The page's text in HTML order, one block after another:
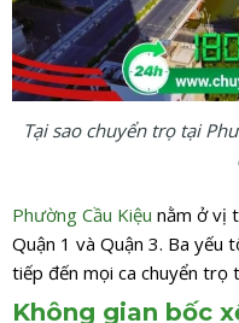
Tại sao chuyển trọ tại
Phường Cầu Kiệu nằm ở vị
Quận 1 và Quận 3. Ba
tiếp đến mọi ca chuyển trọ
Không gian bốc